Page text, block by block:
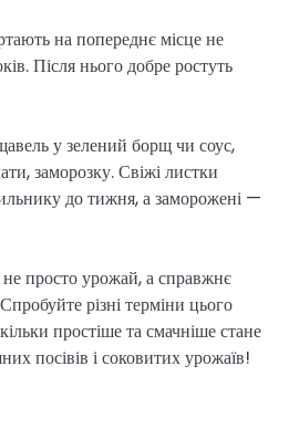
на попереднє місце не
Після нього добре ростуть
у зелений борщ чи соус,
заморозку. Свіжі листки
до тижня, а заморожені —
просто урожай, а справжнє
різні терміни цього
простіше та смачніше стане
посівів і соковитих урожаїв!